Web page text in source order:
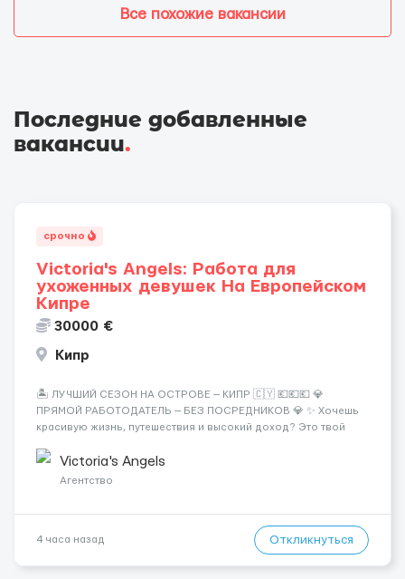
Все похожие вакансии
Последние добавленные
вакансии.
срочно
Victoria's Angels: Работа для
ухоженных девушек На Европейском
Кипре
30000 €
Кипр
🏝️ ЛУЧШИЙ СЕЗОН НА ОСТРОВЕ — КИПР 🇨🇾 💶💶💶 💎
ПРЯМОЙ РАБОТОДАТЕЛЬ — БЕЗ ПОСРЕДНИКОВ 💎 ✨ Хочешь
красивую жизнь, путешествия и высокий доход? Это твой
Опытная команда с годами практики — Стабильный поток
клиентов (без ...
Victoria's Angels
Агентство
4 часа назад Откликнуться